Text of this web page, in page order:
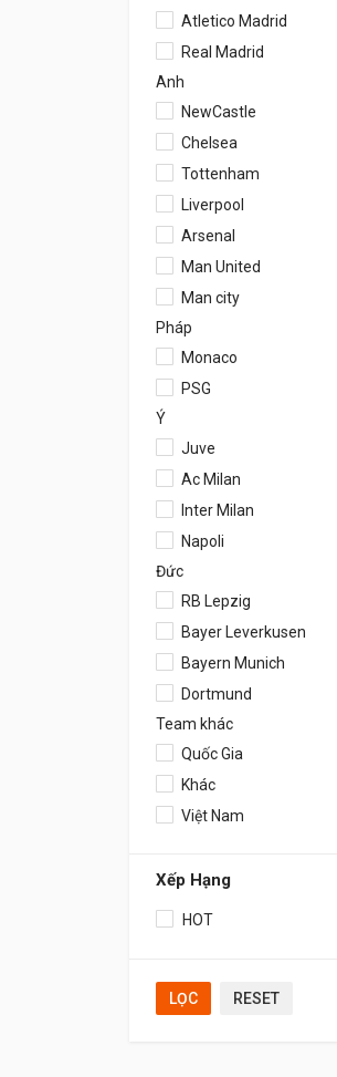
Atletico Madrid
Real Madrid
Anh
NewCastle
Chelsea
Tottenham
Liverpool
Arsenal
Man United
Man city
Pháp
Monaco
PSG
Ý
Juve
Ac Milan
Inter Milan
Napoli
Đức
RB Lepzig
Bayer Leverkusen
Bayern Munich
Dortmund
Team khác
Quốc Gia
Khác
Việt Nam
Xếp Hạng
HOT
LỌC RESET